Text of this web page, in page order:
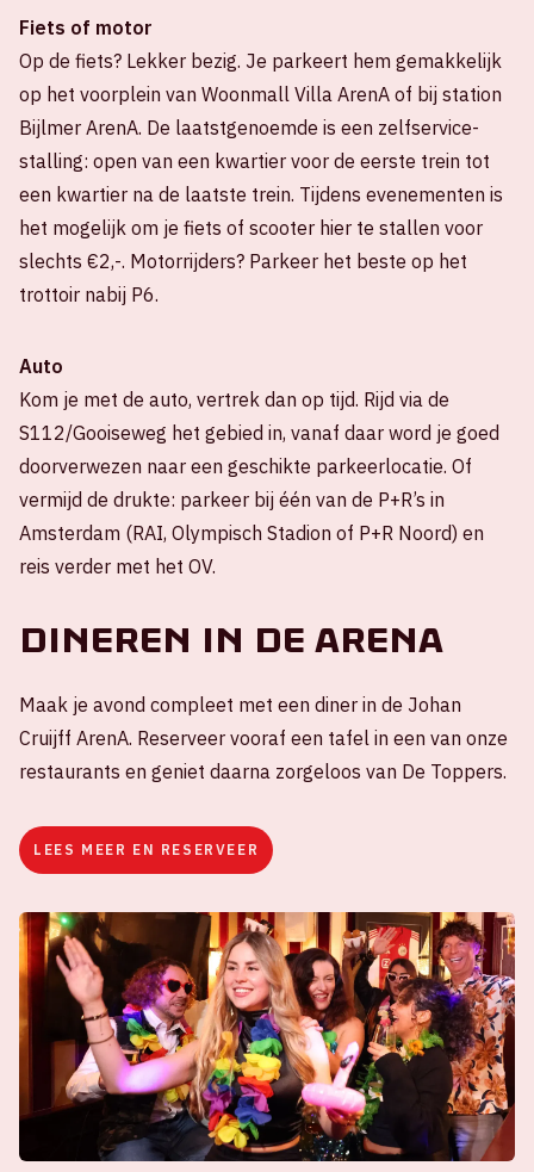
Fiets of motor
Op de fiets? Lekker bezig. Je parkeert hem gemakkelijk
op het voorplein van Woonmall Villa ArenA of bij station
Bijlmer ArenA. De laatstgenoemde is een zelfservice-
stalling: open van een kwartier voor de eerste trein tot
een kwartier na de laatste trein. Tijdens evenementen is
het mogelijk om je fiets of scooter hier te stallen voor
slechts €2,-. Motorrijders? Parkeer het beste op het
trottoir nabij P6.
Auto
Kom je met de auto, vertrek dan op tijd. Rijd via de
S112/Gooiseweg het gebied in, vanaf daar word je goed
doorverwezen naar een geschikte parkeerlocatie. Of
vermijd de drukte: parkeer bij één van de P+R’s in
Amsterdam (RAI, Olympisch Stadion of P+R Noord) en
reis verder met het OV.
Dineren in de ArenA
Maak je avond compleet met een diner in de Johan
Cruijff ArenA. Reserveer vooraf een tafel in een van onze
restaurants en geniet daarna zorgeloos van De Toppers.
LEES MEER EN RESERVEER